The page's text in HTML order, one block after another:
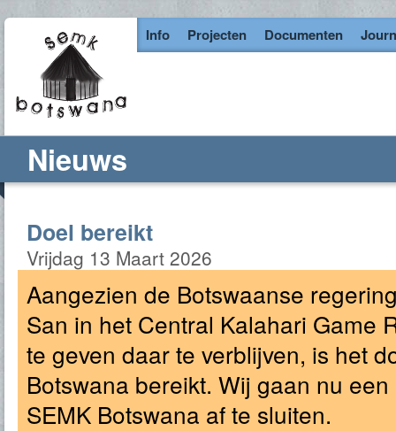
Info Projecten Documenten
Nieuws
Doel bereikt
Vrijdag 13 Maart 2026
Aangezien de Botswaanse
San in het Central Kalahari Game
te geven daar te verblijven, is het
Botswana bereikt. Wij gaan nu
SEMK Botswana af te sluiten.